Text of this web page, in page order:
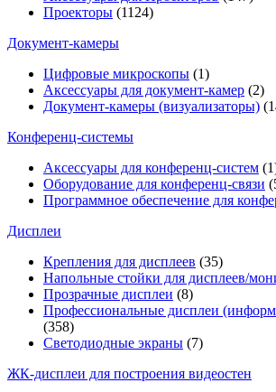
Проекторы (1124)
Документ-камеры
Цифровые микроскопы (1)
Аксессуары для документ-камер (2)
Документ-камеры (визуализаторы)
Конференц-системы
Аксессуары для конференц-систем
Оборудование для конференц-связи
Программное обеспечение для
Дисплеи
Крепления для дисплеев (35)
Напольные стойки для дисплеев/
Прозрачные дисплеи (8)
Профессиональные дисплеи
(358)
Светодиодные экраны (7)
ЖК-дисплеи для построения видеостен